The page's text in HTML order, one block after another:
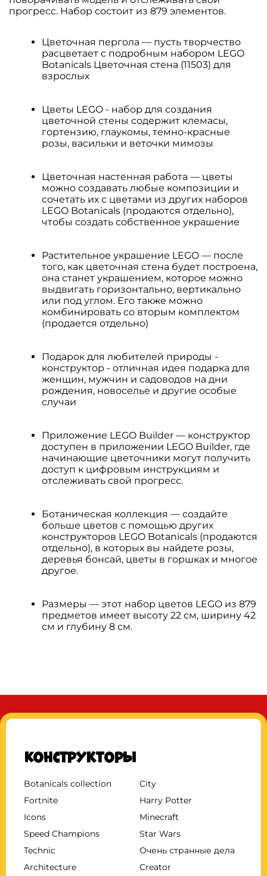
прогресс. Набор состоит из 879 элементов.
Цветочная пергола — пусть творчество
расцветает с подробным набором LEGO
Botanicals Цветочная стена (11503) для
взрослых
Цветы LEGO - набор для создания
цветочной стены содержит клемасы,
гортензию, глаукомы, темно-красные
розы, васильки и веточки мимозы
Цветочная настенная работа — цветы
можно создавать любые композиции и
сочетать их с цветами из других наборов
LEGO Botanicals (продаются отдельно),
чтобы создать собственное украшение
Растительное украшение LEGO — после
того, как цветочная стена будет построена,
она станет украшением, которое можно
выдвигать горизонтально, вертикально
или под углом. Его также можно
комбинировать со вторым комплектом
(продается отдельно)
Подарок для любителей природы -
конструктор - отличная идея подарка для
женщин, мужчин и садоводов на дни
рождения, новоселье и другие особые
случаи
Приложение LEGO Builder — конструктор
доступен в приложении LEGO Builder, где
начинающие цветочники могут получить
доступ к цифровым инструкциям и
отслеживать свой прогресс.
Ботаническая коллекция — создайте
больше цветов с помощью других
конструкторов LEGO Botanicals (продаются
отдельно), в которых вы найдете розы,
деревья бонсай, цветы в горшках и многое
другое.
Размеры — этот набор цветов LEGO из 879
предметов имеет высоту 22 см, ширину 42
см и глубину 8 см.
Конструкторы
Botanicals collection
City
Fortnite
Harry Potter
Icons
Minecraft
Speed Champions
Star Wars
Technic
Очень странные дела
Architecture
Creator